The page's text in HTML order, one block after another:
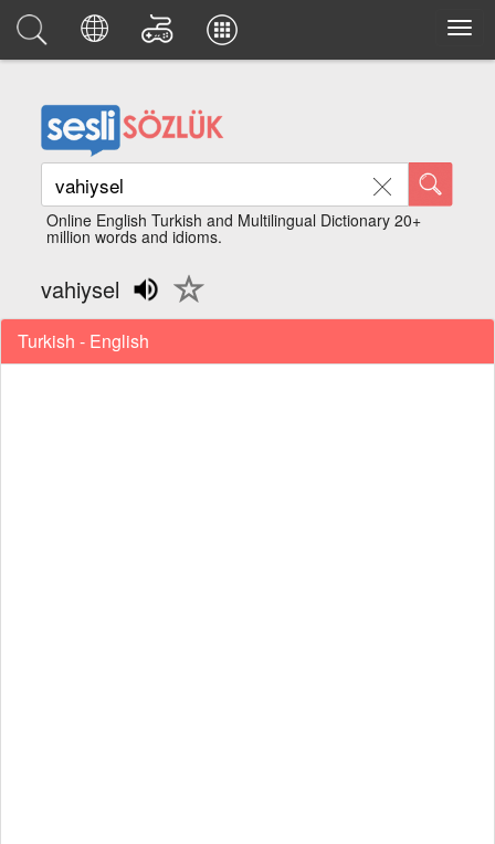
Online English Turkish and Multilingual Dictionary 20+
million words and idioms.
vahiysel
Turkish - English